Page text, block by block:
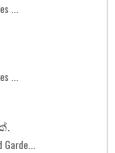
...
...